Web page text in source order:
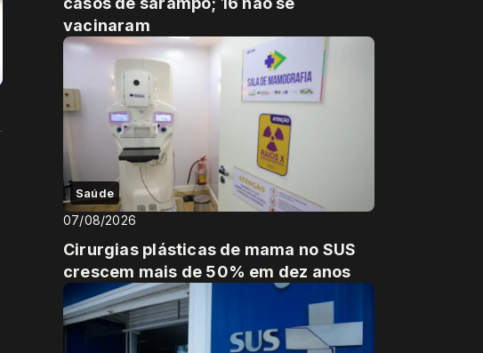
vacinaram
Saúde
07/08/2026
Cirurgias plásticas de mama no SUS
crescem mais de 50% em dez anos